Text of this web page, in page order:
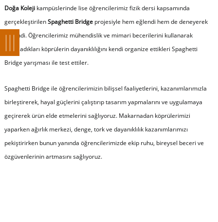
Doğa Koleji kampüslerinde lise öğrencilerimiz fizik dersi kapsamında
gerçekleştirilenSpaghetti Bridge projesiyle hem eğlendi hem de deneyerek
öğrendi. Öğrencilerimiz mühendislik ve mimari becerilerini kullanarak
tasarladıkları köprülerin dayanıklılığını kendi organize ettikleri Spaghetti
Bridge yarışması ile test ettiler.
Spaghetti Bridge ile öğrencilerimizin bilişsel faaliyetlerini, kazanımlarımızla
birleştirerek, hayal güçlerini çalıştırıp tasarım yapmalarını ve uygulamaya
geçirerek ürün elde etmelerini sağlıyoruz. Makarnadan köprülerimizi
yaparken ağırlık merkezi, denge, tork ve dayanıklılık kazanımlarımızı
pekiştirirken bunun yanında öğrencilerimizde ekip ruhu, bireysel beceri ve
özgüvenlerinin artmasını sağlıyoruz.